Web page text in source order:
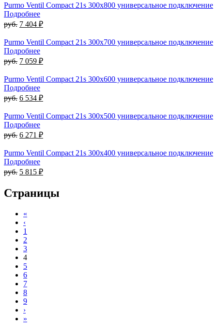
Purmo Ventil Compact 21s 300х800 универсальное подключение
Подробнее
руб. 7 404 ₽
Purmo Ventil Compact 21s 300х700 универсальное подключение
Подробнее
руб. 7 059 ₽
Purmo Ventil Compact 21s 300х600 универсальное подключение
Подробнее
руб. 6 534 ₽
Purmo Ventil Compact 21s 300х500 универсальное подключение
Подробнее
руб. 6 271 ₽
Purmo Ventil Compact 21s 300х400 универсальное подключение
Подробнее
руб. 5 815 ₽
Страницы
«
‹
1
2
3
4
5
6
7
8
9
›
»